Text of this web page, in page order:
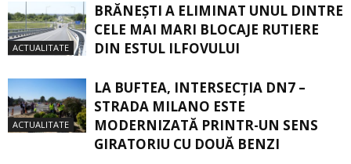
ACTUALITATE
BRĂNEȘTI A ELIMINAT UNUL DINTRE
CELE MAI MARI BLOCAJE RUTIERE
DIN ESTUL ILFOVULUI
ACTUALITATE
LA BUFTEA, INTERSECŢIA DN7 –
STRADA MILANO ESTE
MODERNIZATĂ PRINTR-UN SENS
GIRATORIU CU DOUĂ BENZI